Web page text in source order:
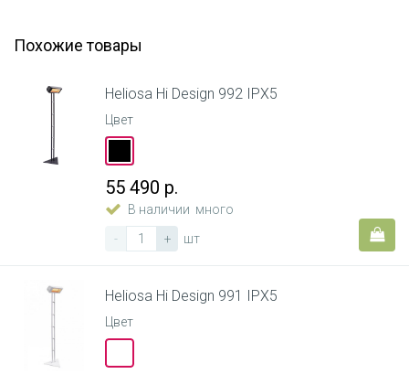
Похожие товары
Heliosa Hi Design 992 IPX5
Цвет
55 490 р.
В наличии много
-
+ шт
Heliosa Hi Design 991 IPX5
Цвет